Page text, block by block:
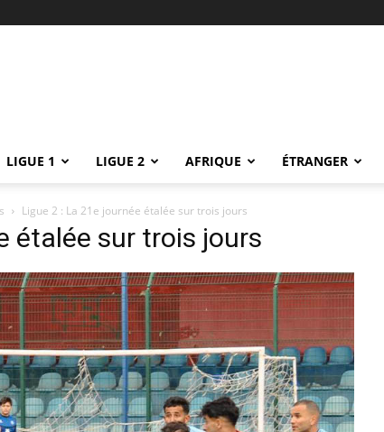
LIGUE 1 LIGUE 2 AFRIQUE ÉTRANGER
Ligue 2 : La 21e journée étalée sur trois jours
étalée sur trois jours